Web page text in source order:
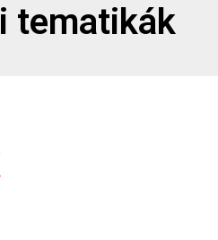
tematikák